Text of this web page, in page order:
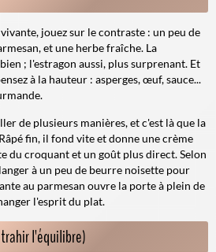
jouez sur le contraste : un peu de
et une herbe fraîche. La
; l'estragon aussi, plus surprenant. Et
à la hauteur : asperges, œuf, sauce...
de plusieurs manières, et c'est là que la
fin, il fond vite et donne une crème
du croquant et un goût plus direct. Selon
à un peu de beurre noisette pour
au parmesan ouvre la porte à plein de
l'esprit du plat.
l'équilibre)